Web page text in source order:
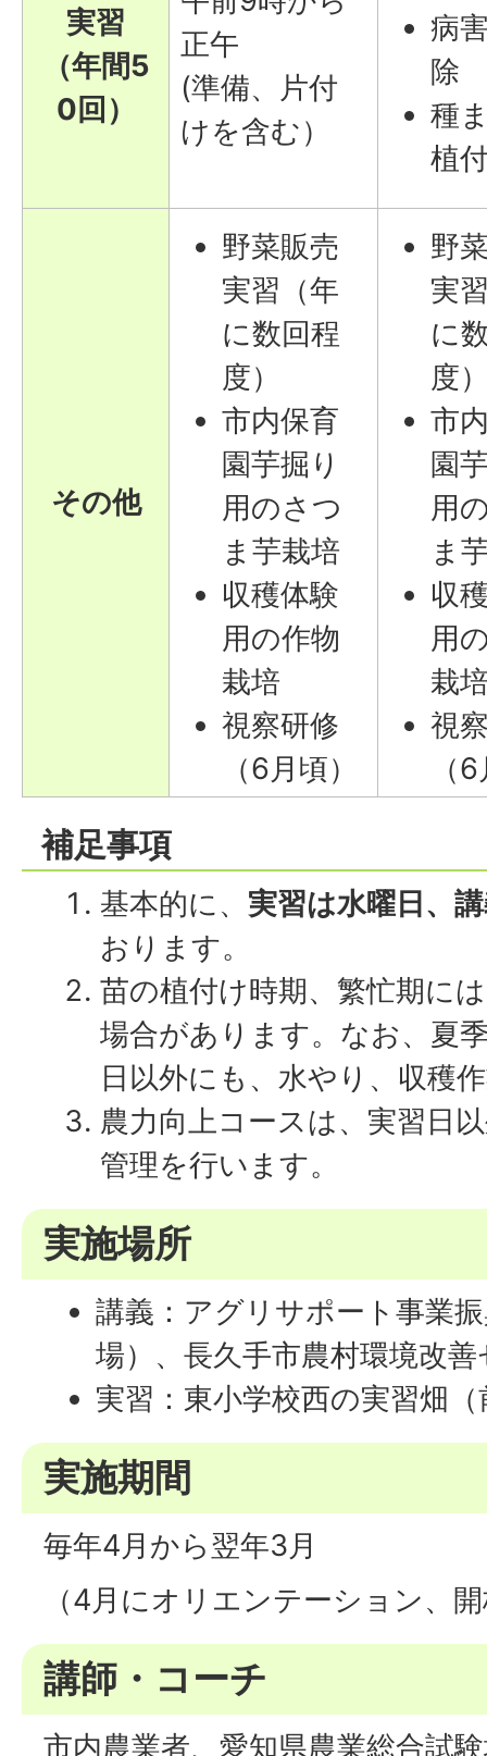
実習
（年間5
0回）
正午
(準備、片付
けを含む）
病
除
種
植
その他
野菜販売
実習（年
に数回程
度）
市内保育
園芋掘り
用のさつ
ま芋栽培
収穫体験
用の作物
栽培
視察研修
（6月頃）
野
実
に
度
市
園
用
ま
収
用
栽
視
（
補足事項
基本的に、 実習は水曜日、
おります。
苗の植付け時期、繁忙期に
場合があります。なお、夏
日以外にも、水やり、収穫
農力向上コースは、実習日
管理を行います。
実施場所
講義：アグリサポート事業
場）、長久手市農村環境改
実習：東小学校西の実習畑
実施期間
毎年4月から翌年3月
（4月にオリエンテーション、
講師・コーチ
市内農業者、愛知県農業総合試